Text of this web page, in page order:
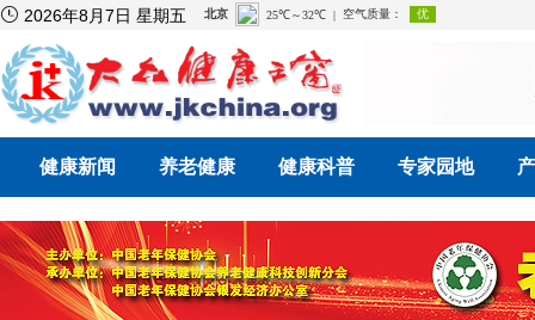
 2026年8月7日 星期五
健康新闻 养老健康 健康科普 专家园地